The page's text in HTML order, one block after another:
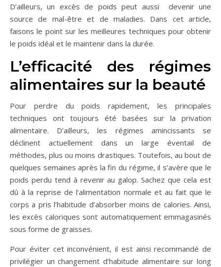
D’ailleurs, un excès de poids peut aussi devenir une
source de mal-être et de maladies. Dans cet article,
faisons le point sur les meilleures techniques pour obtenir
le poids idéal et le maintenir dans la durée.
L’efficacité des régimes
alimentaires sur la beauté
Pour perdre du poids rapidement, les principales
techniques ont toujours été basées sur la privation
alimentaire. D’ailleurs, les régimes amincissants se
déclinent actuellement dans un large éventail de
méthodes, plus ou moins drastiques. Toutefois, au bout de
quelques semaines après la fin du régime, il s’avère que le
poids perdu tend à revenir au galop. Sachez que cela est
dû à la reprise de l’alimentation normale et au fait que le
corps a pris l’habitude d’absorber moins de calories. Ainsi,
les excès caloriques sont automatiquement emmagasinés
sous forme de graisses.
Pour éviter cet inconvénient, il est ainsi recommandé de
privilégier un changement d’habitude alimentaire sur long